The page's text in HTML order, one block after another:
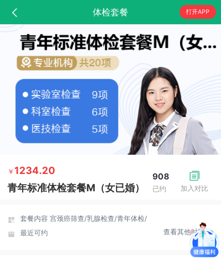
体检套餐 打开APP
加入对比
908
已约
￥ 1234.20
青年标准体检套餐M（女已婚）
套餐内容 宫颈癌筛查/乳腺检查/青年体检/
最近可约
查看其他时间